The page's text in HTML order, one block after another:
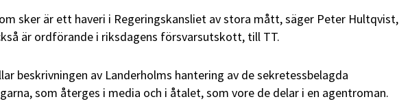
sker är ett haveri i Regeringskansliet av stora mått, säger Peter Hultqvist,
är ordförande i riksdagens försvarsutskott, till TT.
beskrivningen av Landerholms hantering av de sekretessbelagda
som återges i media och i åtalet, som vore de delar i en agentroman.